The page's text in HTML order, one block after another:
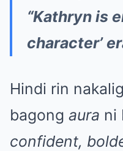
“Kathryn is
character’
Hindi rin
bagong aura ni
confident,